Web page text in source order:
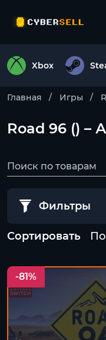
Xbox
Главная Игры
Road 96 () –
Фильтры
Сортировать
-81%